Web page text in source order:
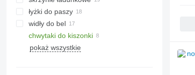
łyżki do paszy
widły do bel
chwytaki do kiszonki
pokaż wszystkie